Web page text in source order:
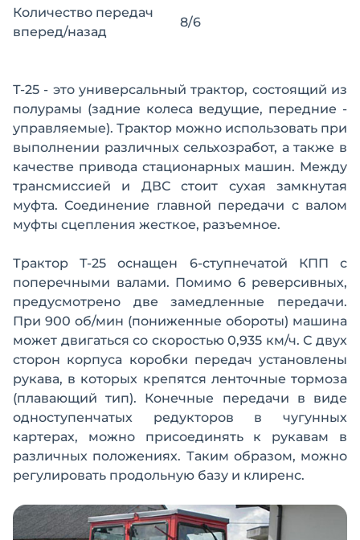
Количество передач
вперед/назад
8/6
Т-25 - это универсальный трактор, состоящий из
полурамы (задние колеса ведущие, передние -
управляемые). Трактор можно использовать при
выполнении различных сельхозработ, а также в
качестве привода стационарных машин. Между
трансмиссией и ДВС стоит сухая замкнутая
муфта. Соединение главной передачи с валом
муфты сцепления жесткое, разъемное.
Трактор Т-25 оснащен 6-ступнечатой КПП с
поперечными валами. Помимо 6 реверсивных,
предусмотрено две замедленные передачи.
При 900 об/мин (пониженные обороты) машина
может двигаться со скоростью 0,935 км/ч. С двух
сторон корпуса коробки передач установлены
рукава, в которых крепятся ленточные тормоза
(плавающий тип). Конечные передачи в виде
одноступенчатых редукторов в чугунных
картерах, можно присоединять к рукавам в
различных положениях. Таким образом, можно
регулировать продольную базу и клиренс.